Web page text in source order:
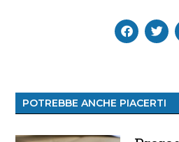
POTREBBE ANCHE PIACERTI